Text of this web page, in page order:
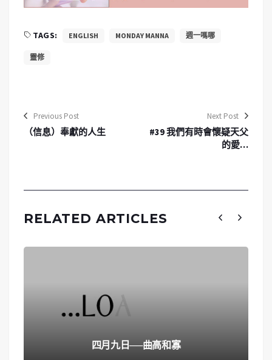
TAGS: ENGLISH MONDAY MANNA 週一嗎哪
靈修
Previous Post
（信息）奉獻的人生
Next Post
#39 我們有時會懷疑天父
的愛…
RELATED ARTICLES
四月九日──曲高和寡